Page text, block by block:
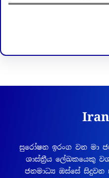
සුරෝෂන ඉරංග වන මා
ශාස්ත්‍රීය ලේඛකයෙකු
ජනමාධ්‍ය ඔස්සේ සිදුවන